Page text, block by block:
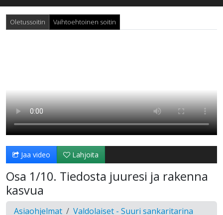
Oletussoitin Vaihtoehtoinen soitin
Jaa video Lahjoita
Osa 1/10. Tiedosta juuresi ja rakenna
kasvua
Asiaohjelmat Valdolaiset - Suuri sankaritarina